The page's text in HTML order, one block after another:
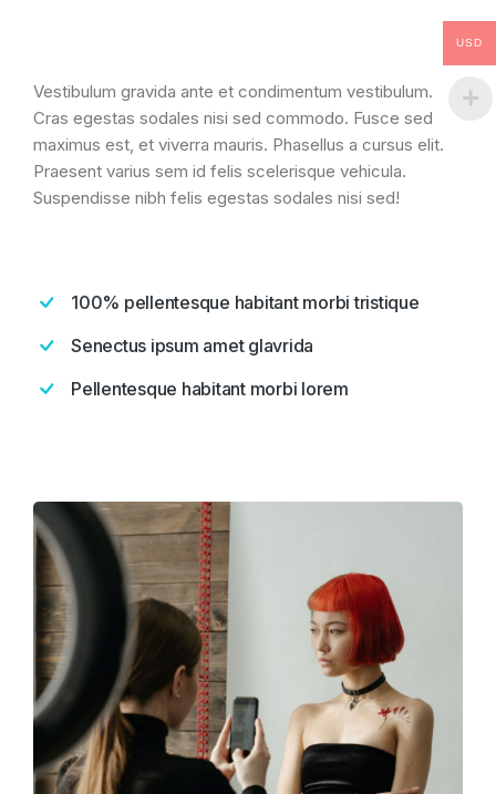
Vestibulum gravida ante et condimentum vestibulum.
Cras egestas sodales nisi sed commodo. Fusce sed
maximus est, et viverra mauris. Phasellus a cursus elit.
Praesent varius sem id felis scelerisque vehicula.
Suspendisse nibh felis egestas sodales nisi sed!
100% pellentesque habitant morbi tristique
Senectus ipsum amet glavrida
Pellentesque habitant morbi lorem
USD